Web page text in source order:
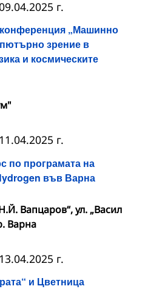
„Машинно
зрение в
и космическите
г.
по програмата на
във Варна
11.04.2025 г.
Вапцаров“, ул. „Васил
Варна
и Цветница
13.04.2025 г.